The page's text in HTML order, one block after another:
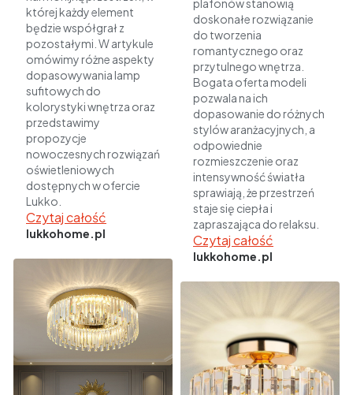
której każdy element
będzie współgrał z
pozostałymi. W artykule
omówimy różne aspekty
dopasowywania lamp
sufitowych do
kolorystyki wnętrza oraz
przedstawimy
propozycje
nowoczesnych rozwiązań
oświetleniowych
dostępnych w ofercie
Lukko.
Czytaj całość
lukkohome.pl
plafonów stanowią
doskonałe rozwiązanie
do tworzenia
romantycznego oraz
przytulnego wnętrza.
Bogata oferta modeli
pozwala na ich
dopasowanie do różnych
stylów aranżacyjnych, a
odpowiednie
rozmieszczenie oraz
intensywność światła
sprawiają, że przestrzeń
staje się ciepła i
zapraszająca do relaksu.
Czytaj całość
lukkohome.pl